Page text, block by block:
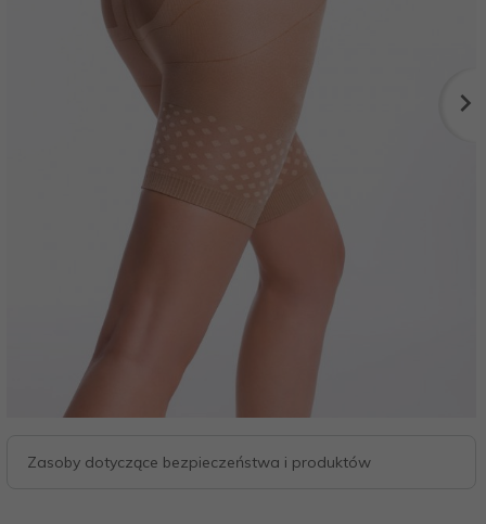
Zasoby dotyczące bezpieczeństwa i produktów